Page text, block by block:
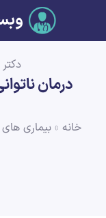
درمان
خانه » بیماری